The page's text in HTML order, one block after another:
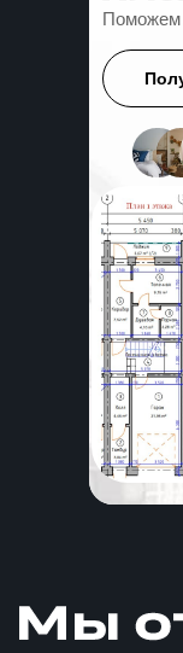
Поможем